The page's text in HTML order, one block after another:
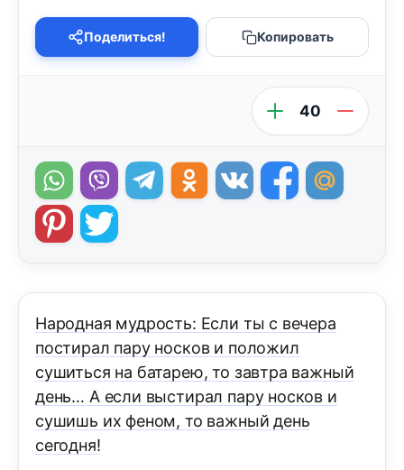
Поделиться! Копировать
40
Народная мудрость: Если ты с вечера
постирал пару носков и положил
сушиться на батарею, то завтра важный
день… А если выстирал пару носков и
сушишь их феном, то важный день
сегодня!